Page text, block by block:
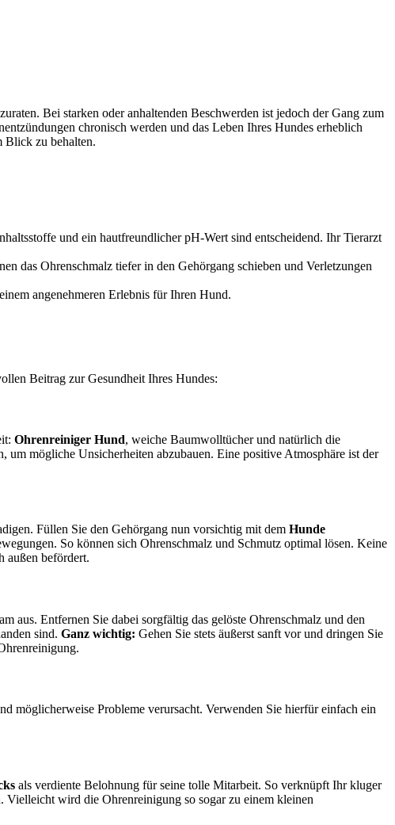
Bei starken oder anhaltenden Beschwerden ist jedoch der Gang zum
chronisch werden und das Leben Ihres Hundes erheblich
Blick zu behalten.
und ein hautfreundlicher pH-Wert sind entscheidend. Ihr Tierarzt
das Ohrenschmalz tiefer in den Gehörgang schieben und Verletzungen
angenehmeren Erlebnis für Ihren Hund.
Beitrag zur Gesundheit Ihres Hundes:
Ohrenreiniger Hund, weiche Baumwolltücher und natürlich die
um mögliche Unsicherheiten abzubauen. Eine positive Atmosphäre ist der
Füllen Sie den Gehörgang nun vorsichtig mit dem Hunde
So können sich Ohrenschmalz und Schmutz optimal lösen. Keine
außen befördert.
aus. Entfernen Sie dabei sorgfältig das gelöste Ohrenschmalz und den
sind. Ganz wichtig: Gehen Sie stets äußerst sanft vor und dringen Sie
möglicherweise Probleme verursacht. Verwenden Sie hierfür einfach ein
als verdiente Belohnung für seine tolle Mitarbeit. So verknüpft Ihr kluger
wird die Ohrenreinigung so sogar zu einem kleinen